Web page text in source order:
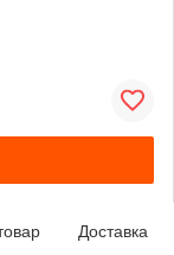
Доставка